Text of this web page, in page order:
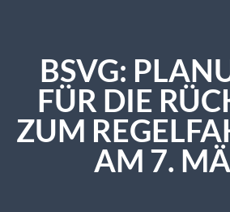
BSVG:
FÜR DIE
ZUM
AM 7.